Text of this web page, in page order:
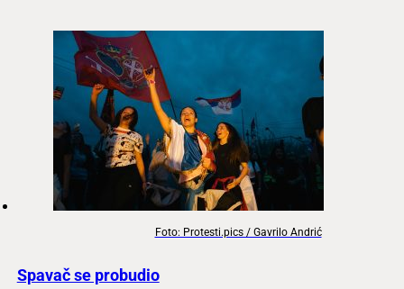
Foto: Protesti.pics / Gavrilo Andrić
Spavač se probudio